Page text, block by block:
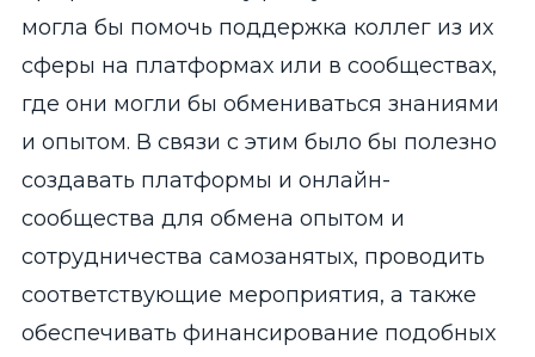
могла бы помочь поддержка коллег из их
сферы на платформах или в сообществах,
где они могли бы обмениваться знаниями
и опытом. В связи с этим было бы полезно
создавать платформы и онлайн-
сообщества для обмена опытом и
сотрудничества самозанятых, проводить
соответствующие мероприятия, а также
обеспечивать финансирование подобных